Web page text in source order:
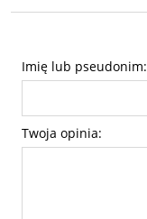
Imię lub pseudonim:
Twoja opinia: